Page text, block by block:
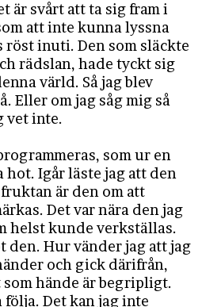
är svårt att ta sig fram i
att inte kunna lyssna
inuti. Den som släckte
rädslan, hade tyckt sig
värld. Så jag blev
Eller om jag såg mig så
vet inte.
som ur en
Igår läste jag att den
är den om att
Det var nära den jag
helst kunde verkställas.
den. Hur vänder jag att jag
och gick därifrån,
hände är begripligt.
följa. Det kan jag inte